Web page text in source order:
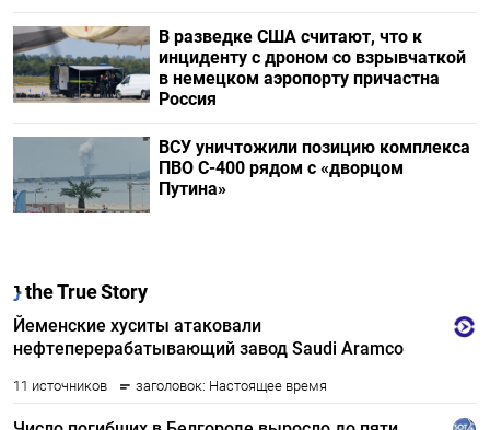
В разведке США считают, что к
инциденту с дроном со взрывчаткой
в немецком аэропорту причастна
Россия
ВСУ уничтожили позицию комплекса
ПВО С-400 рядом с «дворцом
Путина»